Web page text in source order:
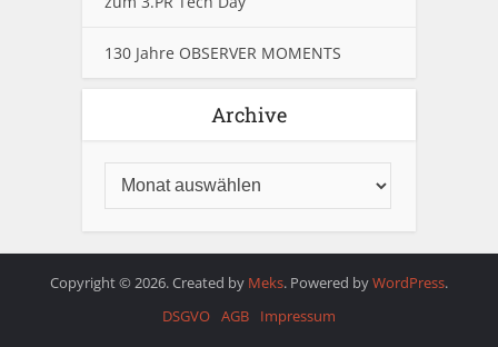
130 Jahre OBSERVER MOMENTS
Archive
Copyright © 2026. Created by Meks. Powered byWordPress.
DSGVO AGB Impressum